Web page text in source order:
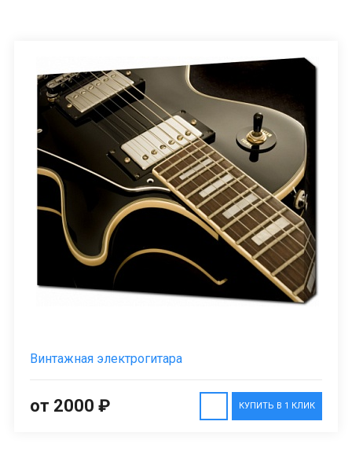
Винтажная электрогитара
КУПИТЬ В 1 КЛИК
от 2000 ₽